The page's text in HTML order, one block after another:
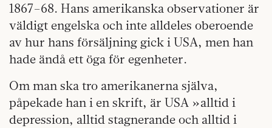
1867–68. Hans amerikanska observationer är
väldigt engelska och inte alldeles oberoende
av hur hans försäljning gick i USA, men han
hade ändå ett öga för egenheter.
Om man ska tro amerikanerna själva,
påpekade han i en skrift, är USA »alltid i
depression, alltid stagnerande och alltid i